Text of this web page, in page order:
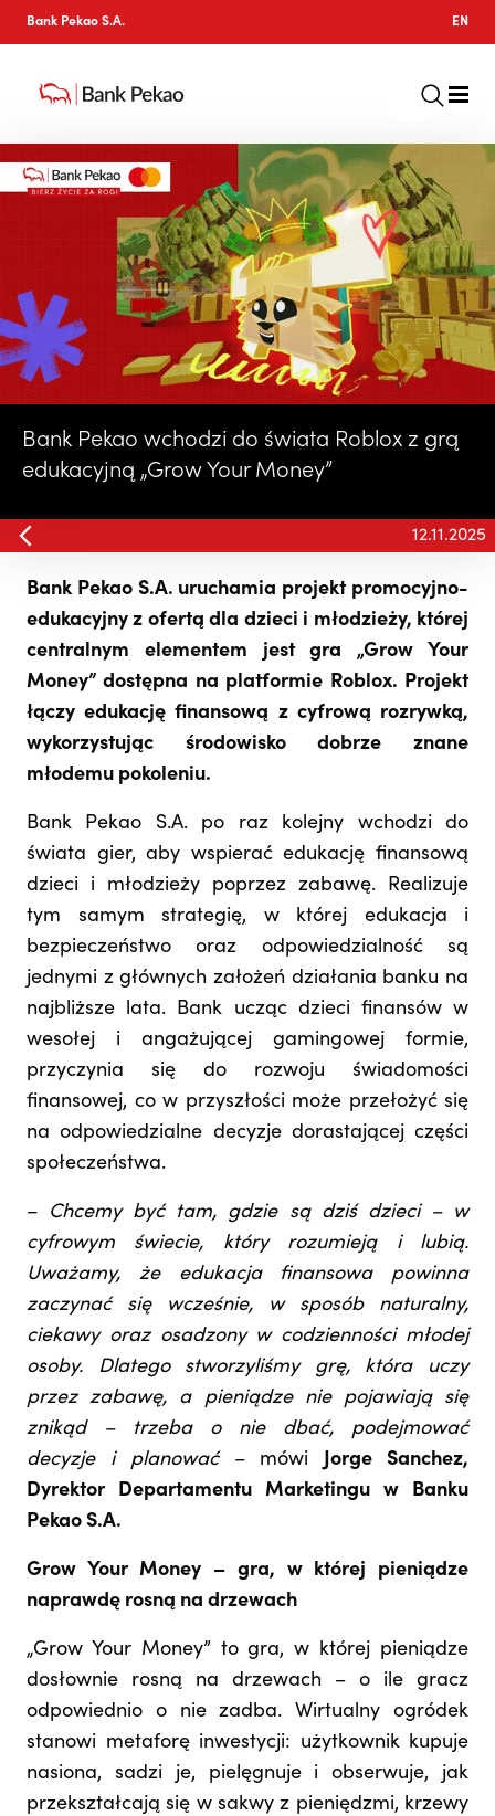
Bank Pekao S.A. EN
Bank Pekao wchodzi do świata Roblox z grą
edukacyjną „Grow Your Money”
12.11.2025
Bank Pekao S.A. uruchamia projekt promocyjno-
edukacyjny z ofertą dla dzieci i młodzieży, której
centralnym elementem jest gra „Grow Your
Money” dostępna na platformie Roblox. Projekt
łączy edukację finansową z cyfrową rozrywką,
wykorzystując środowisko dobrze znane
młodemu pokoleniu.
Bank Pekao S.A. po raz kolejny wchodzi do
świata gier, aby wspierać edukację finansową
dzieci i młodzieży poprzez zabawę. Realizuje
tym samym strategię, w której edukacja i
bezpieczeństwo oraz odpowiedzialność są
jednymi z głównych założeń działania banku na
najbliższe lata. Bank ucząc dzieci finansów w
wesołej i angażującej gamingowej formie,
przyczynia się do rozwoju świadomości
finansowej, co w przyszłości może przełożyć się
na odpowiedzialne decyzje dorastającej części
społeczeństwa.
–
Chcemy być tam, gdzie są dziś dzieci – w
cyfrowym świecie, który rozumieją i lubią.
Uważamy, że edukacja finansowa powinna
zaczynać się wcześnie, w sposób naturalny,
ciekawy oraz osadzony w codzienności młodej
osoby. Dlatego stworzyliśmy grę, która uczy
przez zabawę, a pieniądze nie pojawiają się
znikąd – trzeba o nie dbać, podejmować
decyzje i planować– mówi Jorge Sanchez,
Dyrektor Departamentu Marketingu w Banku
Pekao S.A.
Grow Your Money – gra, w której pieniądze
naprawdę rosną na drzewach
„Grow Your Money” to gra, w której pieniądze
dosłownie rosną na drzewach – o ile gracz
odpowiednio o nie zadba. Wirtualny ogródek
stanowi metaforę inwestycji: użytkownik kupuje
nasiona, sadzi je, pielęgnuje i obserwuje, jak
przekształcają się w sakwy z pieniędzmi, krzewy